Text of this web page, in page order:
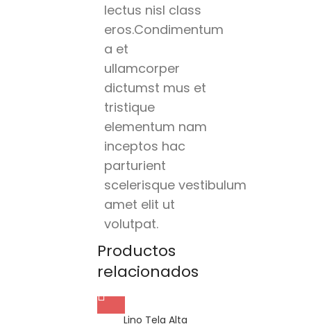
lectus nisl class
eros.Condimentum
a et
ullamcorper
dictumst mus et
tristique
elementum nam
inceptos hac
parturient
scelerisque vestibulum
amet elit ut
volutpat.
Productos
relacionados
Lino Tela Alta